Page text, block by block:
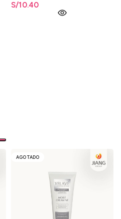
S/10.40
AGOTADO